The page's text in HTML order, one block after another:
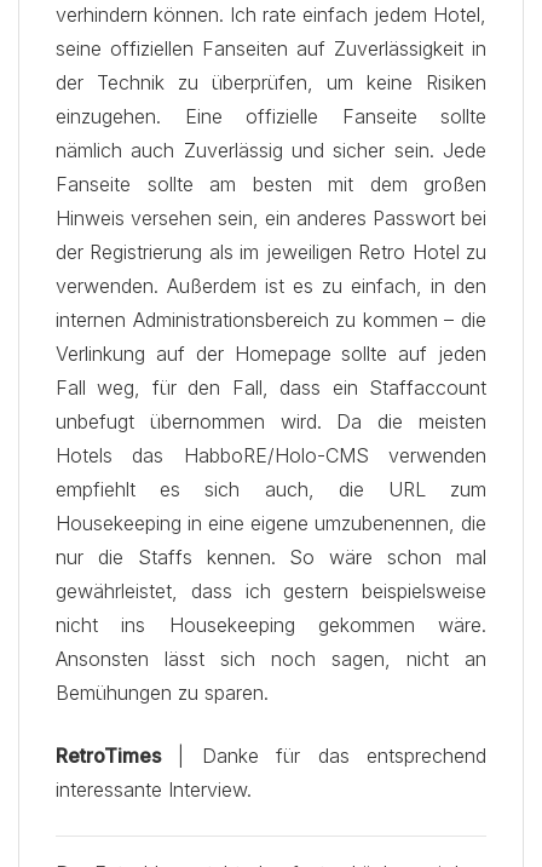
verhindern können. Ich rate einfach jedem Hotel,
seine offiziellen Fanseiten auf Zuverlässigkeit in
der Technik zu überprüfen, um keine Risiken
einzugehen. Eine offizielle Fanseite sollte
nämlich auch Zuverlässig und sicher sein. Jede
Fanseite sollte am besten mit dem großen
Hinweis versehen sein, ein anderes Passwort bei
der Registrierung als im jeweiligen Retro Hotel zu
verwenden. Außerdem ist es zu einfach, in den
internen Administrationsbereich zu kommen – die
Verlinkung auf der Homepage sollte auf jeden
Fall weg, für den Fall, dass ein Staffaccount
unbefugt übernommen wird. Da die meisten
Hotels das HabboRE/Holo-CMS verwenden
empfiehlt es sich auch, die URL zum
Housekeeping in eine eigene umzubenennen, die
nur die Staffs kennen. So wäre schon mal
gewährleistet, dass ich gestern beispielsweise
nicht ins Housekeeping gekommen wäre.
Ansonsten lässt sich noch sagen, nicht an
Bemühungen zu sparen.
RetroTimes| Danke für das entsprechend
interessante Interview.